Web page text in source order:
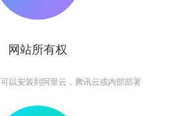
网站所有权
以安装到阿里云，腾讯云或内部部署